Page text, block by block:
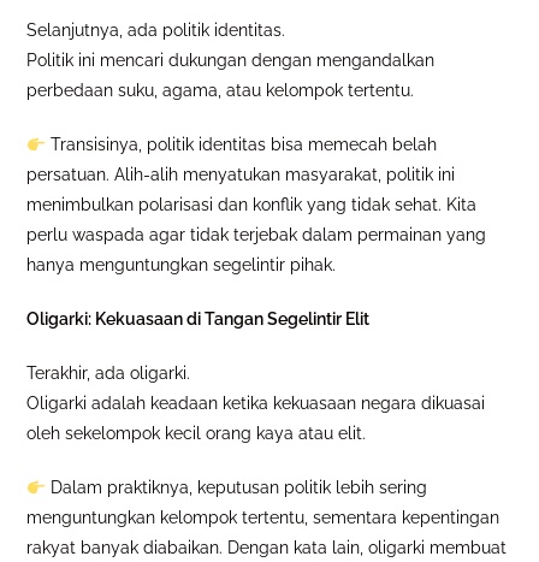
Selanjutnya, ada politik identitas.
Politik ini mencari dukungan dengan mengandalkan
perbedaan suku, agama, atau kelompok tertentu.
Transisinya, politik identitas bisa memecah belah
persatuan. Alih-alih menyatukan masyarakat, politik ini
menimbulkan polarisasi dan konflik yang tidak sehat. Kita
perlu waspada agar tidak terjebak dalam permainan yang
hanya menguntungkan segelintir pihak.
Oligarki: Kekuasaan di Tangan Segelintir Elit
Terakhir, ada oligarki.
Oligarki adalah keadaan ketika kekuasaan negara dikuasai
oleh sekelompok kecil orang kaya atau elit.
Dalam praktiknya, keputusan politik lebih sering
menguntungkan kelompok tertentu, sementara kepentingan
rakyat banyak diabaikan. Dengan kata lain, oligarki membuat